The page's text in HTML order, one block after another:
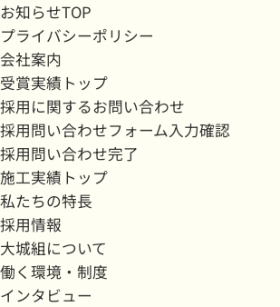
お知らせTOP
プライバシーポリシー
会社案内
受賞実績トップ
採用に関するお問い合わせ
採用問い合わせフォーム入力確認
採用問い合わせ完了
施工実績トップ
私たちの特長
採用情報
大城組について
働く環境・制度
インタビュー